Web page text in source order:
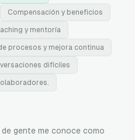
Compensación y beneficios
y mentoría
procesos y mejora continua
difíciles
gente me conoce como